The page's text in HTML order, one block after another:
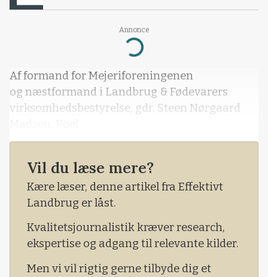
Annonce
Loading...
Af formand for Mejeriforeningenen
og næstformand i Landbrug & Fødevarers
virksomhedsbestyrelse, gdr. Steen Nørgaard
Vil du læse mere?
Kære læser, denne artikel fra Effektivt
Landbrug er låst.
Kvalitetsjournalistik kræver research,
ekspertise og adgang til relevante kilder.
Men vi vil rigtig gerne tilbyde dig et